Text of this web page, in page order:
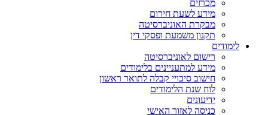
מכרזים
מידע לשעת חירום
מבקרת האוניברסיטה
תקנון משמעת ופסקי דין
לימודים
רישום לאוניברסיטה
מידע למתעניינים בלימודים
חישוב סיכויי קבלה לתואר ראשון
לוח שנת הלימודים
ידיעונים
כניסה לאזור האישי